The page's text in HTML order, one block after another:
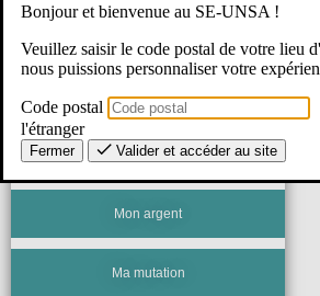
Mon avancement
Ma santé
Mon argent
Ma mutation
compte personnel de formation
Bonjour et bienvenue au SE-UNSA !
Veuillez saisir le code postal de votre lieu
nous puissions personnaliser votre
Code postal
l'étranger
Fermer Valider et accéder au site